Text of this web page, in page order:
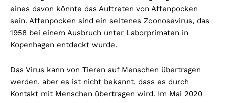
eines davon könnte das Auftreten von Affenpocken
sein. Affenpocken sind ein seltenes Zoonosevirus, das
1958 bei einem Ausbruch unter Laborprimaten in
Kopenhagen entdeckt wurde.
Das Virus kann von Tieren auf Menschen übertragen
werden, aber es ist nicht bekannt, dass es durch
Kontakt mit Menschen übertragen wird. Im Mai 2020